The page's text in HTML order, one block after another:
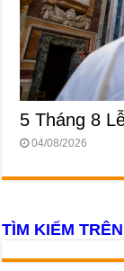
5 Tháng 8
04/08/2026
TÌM KIẾM